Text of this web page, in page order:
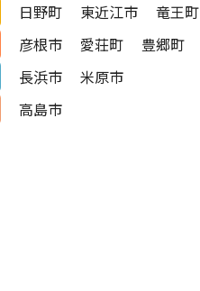
日野町 東近江市 竜王町
彦根市 愛荘町 豊郷町
長浜市 米原市
高島市